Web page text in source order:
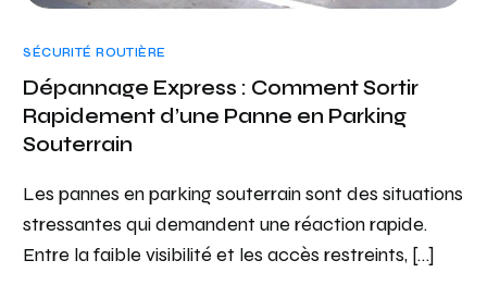
SÉCURITÉ ROUTIÈRE
Dépannage Express : Comment Sortir
Rapidement d’une Panne en Parking
Souterrain
Les pannes en parking souterrain sont des situations
stressantes qui demandent une réaction rapide.
Entre la faible visibilité et les accès restreints, […]